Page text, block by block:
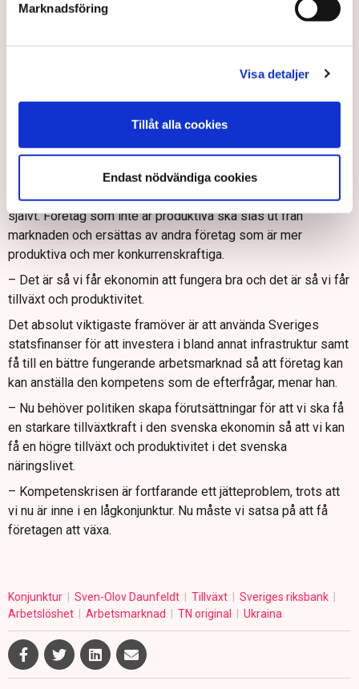
Marknadsföring
Visa detaljer
Tillåt alla cookies
Endast nödvändiga cookies
slagit hårt mot många företag har det inte påverkat deras
– Många företag har haft det extremt tufft men jag tror att det
inte har påverkat företagens syn på framtiden negativt.
kriser och de försöker se möjligheter i allt.
Däremot har politiken förändrats till följd av kriserna och nu
finns ett större fokus på temporära åtgärder, menar han.
– Vi har sett mycket krispolitik och det måste vi få bort. Det
är inte bra utan vi måste låta marknaden få fungera av sig
självt. Företag som inte är produktiva ska slås ut från
marknaden och ersättas av andra företag som är mer
produktiva och mer konkurrenskraftiga.
– Det är så vi får ekonomin att fungera bra och det är så vi får
tillväxt och produktivitet.
Det absolut viktigaste framöver är att använda Sveriges
statsfinanser för att investera i bland annat infrastruktur samt
få till en bättre fungerande arbetsmarknad så att företag kan
kan anställa den kompetens som de efterfrågar, menar han.
– Nu behöver politiken skapa förutsättningar för att vi ska få
en starkare tillväxtkraft i den svenska ekonomin så att vi kan
få en högre tillväxt och produktivitet i det svenska
näringslivet.
– Kompetenskrisen är fortfarande ett jätteproblem, trots att
vi nu är inne i en lågkonjunktur. Nu måste vi satsa på att få
företagen att växa.
Konjunktur Sven-Olov Daunfeldt Tillväxt
Sveriges riksbank
Arbetslöshet
Arbetsmarknad TN original Ukraina